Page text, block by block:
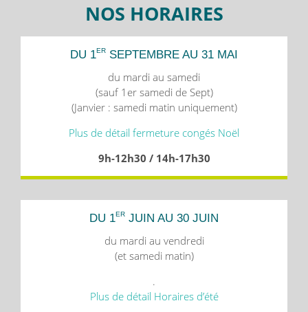
NOS HORAIRES
DU 1ER SEPTEMBRE AU 31 MAI
du mardi au samedi
(sauf 1er samedi de Sept)
(Janvier : samedi matin uniquement)
Plus de détail fermeture congés Noël
9h-12h30 / 14h-17h30
DU 1ER JUIN AU 30 JUIN
du mardi au vendredi
(et samedi matin)
.
Plus de détail Horaires d’été